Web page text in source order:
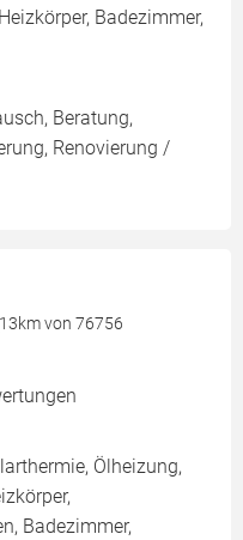
Badezimmer,
Beratung,
Renovierung /
von 76756
Ölheizung,
Badezimmer,